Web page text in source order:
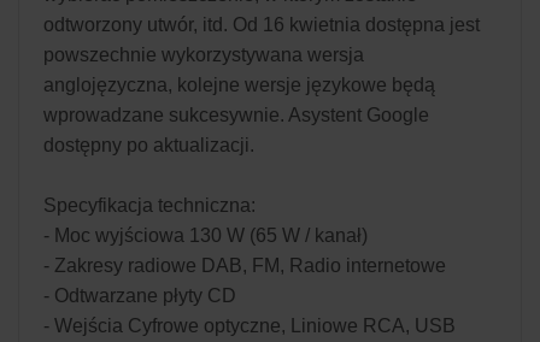
odtworzony utwór, itd. Od 16 kwietnia dostępna jest
powszechnie wykorzystywana wersja
anglojęzyczna, kolejne wersje językowe będą
wprowadzane sukcesywnie. Asystent Google
dostępny po aktualizacji.
Specyfikacja techniczna:
- Moc wyjściowa 130 W (65 W / kanał)
- Zakresy radiowe DAB, FM, Radio internetowe
- Odtwarzane płyty CD
- Wejścia Cyfrowe optyczne, Liniowe RCA, USB